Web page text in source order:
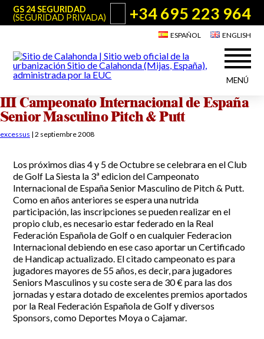
GS 24 SEGURIDAD
(SEGURIDAD PRIVADA)
+34 695 223 964
ESPAÑOL ENGLISH
MENÚ
Acerca de Sitio de Calahonda
Quiénes somos
Servicios de la EUC
Estatutos
Actas e Informes Anuales
Sitio de Calahonda en cifras
Contactar
Utilidades para Residentes y Visitantes
Plano de Calahonda
Transporte
El reciclado de nuestros residuos
Información sobre podas
Noticias
Teléfonos de interés
Incidencias
Incidencias
App Gecor
OCIO Y CURIOSIDADES DE SITIO DE CALAHONDA
©2026 E.U.C.
Sitio de Calahonda, Calle Monte Paraíso, 6, 29649 Mijas Costa.
NIF: G29178803.Todos los derechos reservados. Diseño y desarrollo:
III Campeonato Internacional de España
Senior Masculino Pitch & Putt
excessus | 2 septiembre 2008
Los próximos dias 4 y 5 de Octubre se celebrara en el Club
de Golf La Siesta la 3ª edicion del Campeonato
Internacional de España Senior Masculino de Pitch & Putt.
Como en años anteriores se espera una nutrida
participación, las inscripciones se pueden realizar en el
propio club, es necesario estar federado en la Real
Federación Española de Golf o en cualquier Federacion
Internacional debiendo en ese caso aportar un Certificado
de Handicap actualizado. El citado campeonato es para
jugadores mayores de 55 años, es decir, para jugadores
Seniors Masculinos y su coste sera de 30 € para las dos
jornadas y estara dotado de excelentes premios aportados
por la Real Federación Española de Golf y diversos
Sponsors, como Deportes Moya o Cajamar.